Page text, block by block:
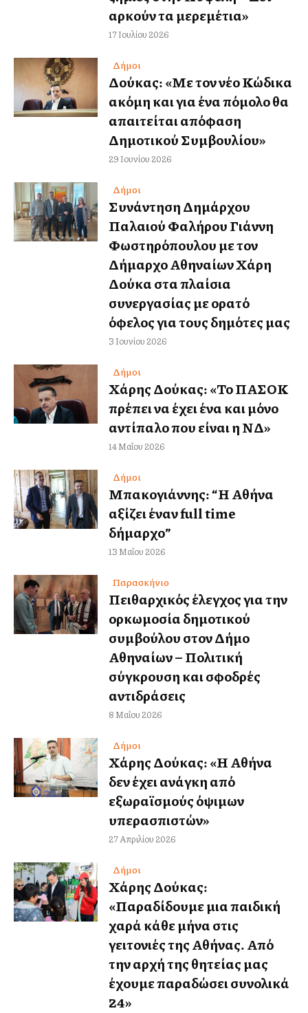
αρκούν τα μερεμέτια»
17 Ιουλίου 2026
Δήμοι
Δούκας: «Με τον νέο Κώδικα
ακόμη και για ένα πόμολο θα
απαιτείται απόφαση
Δημοτικού Συμβουλίου»
29 Ιουνίου 2026
Δήμοι
Συνάντηση Δημάρχου
Παλαιού Φαλήρου Γιάννη
Φωστηρόπουλου με τον
Δήμαρχο Αθηναίων Χάρη
Δούκα στα πλαίσια
συνεργασίας με ορατό
όφελος για τους δημότες μας
3 Ιουνίου 2026
Δήμοι
Χάρης Δούκας: «Το ΠΑΣΟΚ
πρέπει να έχει ένα και μόνο
αντίπαλο που είναι η ΝΔ»
14 Μαΐου 2026
Δήμοι
Μπακογιάννης: “Η Αθήνα
αξίζει έναν full time
δήμαρχο”
13 Μαΐου 2026
Παρασκήνιο
Πειθαρχικός έλεγχος για την
ορκωμοσία δημοτικού
συμβούλου στον Δήμο
Αθηναίων – Πολιτική
σύγκρουση και σφοδρές
αντιδράσεις
8 Μαΐου 2026
Δήμοι
Χάρης Δούκας: «Η Αθήνα
δεν έχει ανάγκη από
εξωραϊσμούς όψιμων
υπερασπιστών»
27 Απριλίου 2026
Δήμοι
Χάρης Δούκας:
«Παραδίδουμε μια παιδική
χαρά κάθε μήνα στις
γειτονιές της Αθήνας. Από
την αρχή της θητείας μας
έχουμε παραδώσει συνολικά
24»